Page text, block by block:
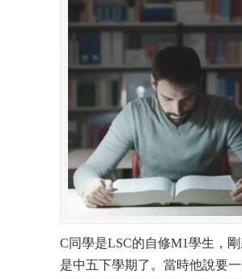
C同學是LSC的自修M1學生，
是中五下學期了。當時他說要